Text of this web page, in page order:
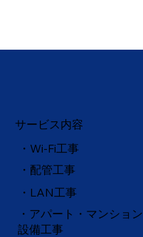
サービス内容
・Wi-Fi工事
・ LAN工事
・配管工事
・アパート・マンション
設備工事